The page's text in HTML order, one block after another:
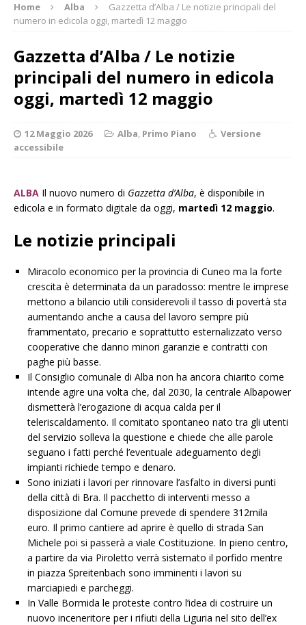
Home Alba
Gazzetta d’Alba / Le notizie principali del
numero in edicola oggi, martedì 12 maggio
Gazzetta d’Alba / Le notizie
principali del numero in edicola
oggi, martedì 12 maggio
12 Maggio 2026 Alba, Primo Piano
Versione
accessibile
ALBA Il nuovo numero di Gazzetta d’Alba, è disponibile in
edicola e in formato digitale da oggi, martedì 12 maggio.
Le notizie principali
Miracolo economico per la provincia di Cuneo ma la forte
crescita è determinata da un paradosso: mentre le imprese
mettono a bilancio utili considerevoli il tasso di povertà sta
aumentando anche a causa del lavoro sempre più
frammentato, precario e soprattutto esternalizzato verso
cooperative che danno minori garanzie e contratti con
paghe più basse.
Il Consiglio comunale di Alba non ha ancora chiarito come
intende agire una volta che, dal 2030, la centrale Albapower
dismetterà l’erogazione di acqua calda per il
teleriscaldamento. Il comitato spontaneo nato tra gli utenti
del servizio solleva la questione e chiede che alle parole
seguano i fatti perché l’eventuale adeguamento degli
impianti richiede tempo e denaro.
Sono iniziati i lavori per rinnovare l’asfalto in diversi punti
della città di Bra. Il pacchetto di interventi messo a
disposizione dal Comune prevede di spendere 312mila
euro. Il primo cantiere ad aprire è quello di strada San
Michele poi si passerà a viale Costituzione. In pieno centro,
a partire da via Piroletto verrà sistemato il porfido mentre
in piazza Spreitenbach sono imminenti i lavori su
marciapiedi e parcheggi.
In Valle Bormida le proteste contro l’idea di costruire un
nuovo inceneritore per i rifiuti della Liguria nel sito dell’ex